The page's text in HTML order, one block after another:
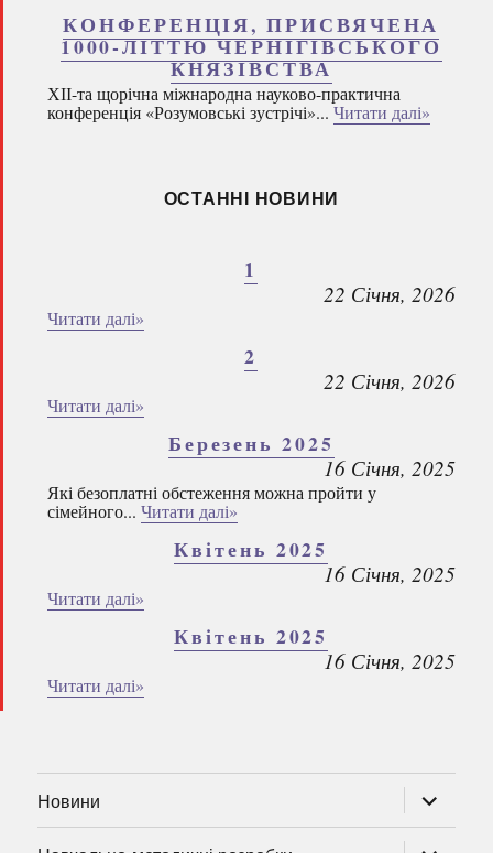
КОНФЕРЕНЦІЯ, ПРИСВЯЧЕНА
1000-ЛІТТЮ ЧЕРНІГІВСЬКОГО
КНЯЗІВСТВА
ХІІ-та щорічна міжнародна науково-практична
конференція «Розумовські зустрічі»... Читати далі»
ОСТАННІ НОВИНИ
1
22 Січня, 2026
Читати далі»
2
22 Січня, 2026
Читати далі»
Березень 2025
16 Січня, 2025
Які безоплатні обстеження можна пройти у
сімейного... Читати далі»
Квітень 2025
16 Січня, 2025
Читати далі»
Квітень 2025
16 Січня, 2025
Читати далі»
Новини
підменю